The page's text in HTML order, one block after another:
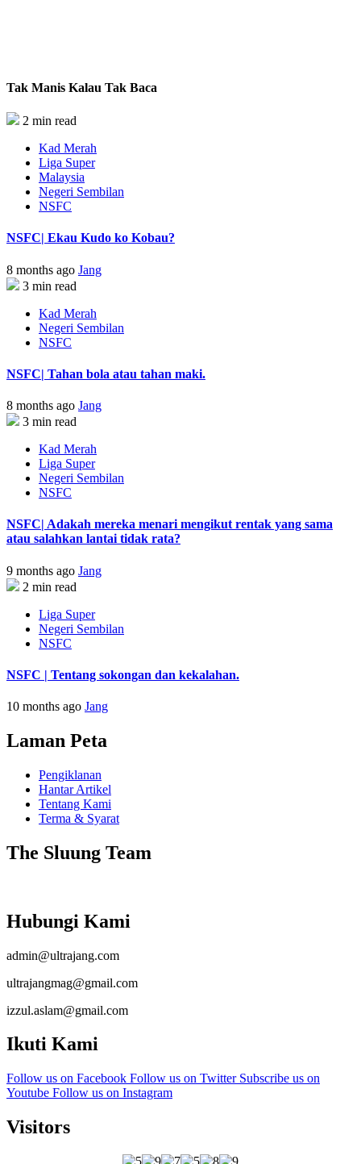
Tak Manis Kalau Tak Baca
2 min read
Kad Merah
Liga Super
Malaysia
Negeri Sembilan
NSFC
NSFC| Ekau Kudo ko Kobau?
8 months ago Jang
3 min read
Kad Merah
Negeri Sembilan
NSFC
NSFC| Tahan bola atau tahan maki.
8 months ago Jang
3 min read
Kad Merah
Liga Super
Negeri Sembilan
NSFC
NSFC| Adakah mereka menari mengikut rentak yang sama
atau salahkan lantai tidak rata?
9 months ago Jang
2 min read
Liga Super
Negeri Sembilan
NSFC
NSFC | Tentang sokongan dan kekalahan.
10 months ago Jang
Laman Peta
Pengiklanan
Hantar Artikel
Tentang Kami
Terma & Syarat
The Sluung Team
Hubungi Kami
admin@ultrajang.com
ultrajangmag@gmail.com
izzul.aslam@gmail.com
Ikuti Kami
Follow us on Facebook Follow us on Twitter Subscribe us on
Youtube Follow us on Instagram
Visitors